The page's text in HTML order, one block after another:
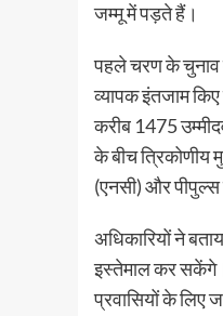
जम्मू में पड़ते हैं।
पहले चरण के चुनाव
व्यापक इंतजाम
करीब 1475
के बीच त्रिकोणीय
(एनसी) और पीपुल्स
अधिकारियों ने
इस्तेमाल कर
प्रवासियों के लिए